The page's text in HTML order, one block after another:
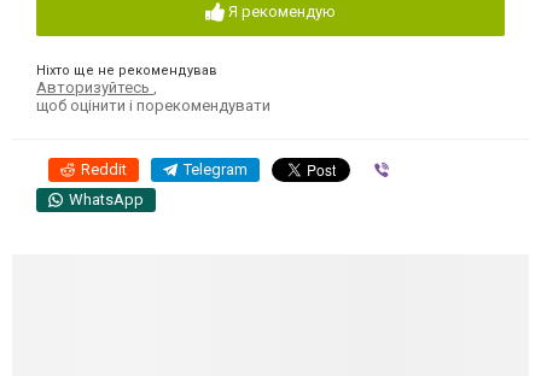
Я рекомендую
Ніхто ще не рекомендував
Авторизуйтесь ,
щоб оцінити і порекомендувати
Reddit Telegram
WhatsApp